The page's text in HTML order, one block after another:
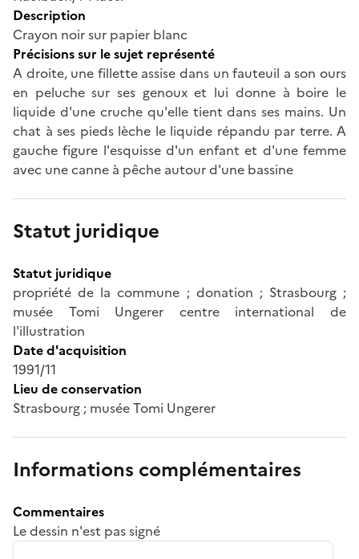
Description
Crayon noir sur papier blanc
Précisions sur le sujet représenté
A droite, une fillette assise dans un fauteuil a son ours
en peluche sur ses genoux et lui donne à boire le
liquide d'une cruche qu'elle tient dans ses mains. Un
chat à ses pieds lèche le liquide répandu par terre. A
gauche figure l'esquisse d'un enfant et d'une femme
avec une canne à pêche autour d'une bassine
Statut juridique
Statut juridique
propriété de la commune ; donation ; Strasbourg ;
musée Tomi Ungerer centre international de
l'illustration
Date d'acquisition
1991/11
Lieu de conservation
Strasbourg ; musée Tomi Ungerer
Informations complémentaires
Commentaires
Le dessin n'est pas signé